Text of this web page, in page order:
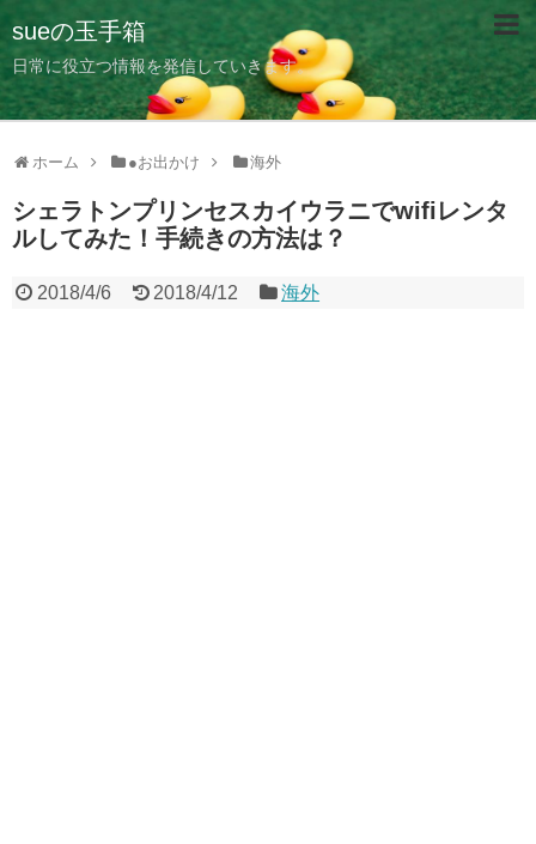
sueの玉手箱
日常に役立つ情報を発信していきます。
ホーム ●お出かけ 海外
シェラトンプリンセスカイウラニでwifiレンタ
ルしてみた！手続きの方法は？
2018/4/6 2018/4/12 海外